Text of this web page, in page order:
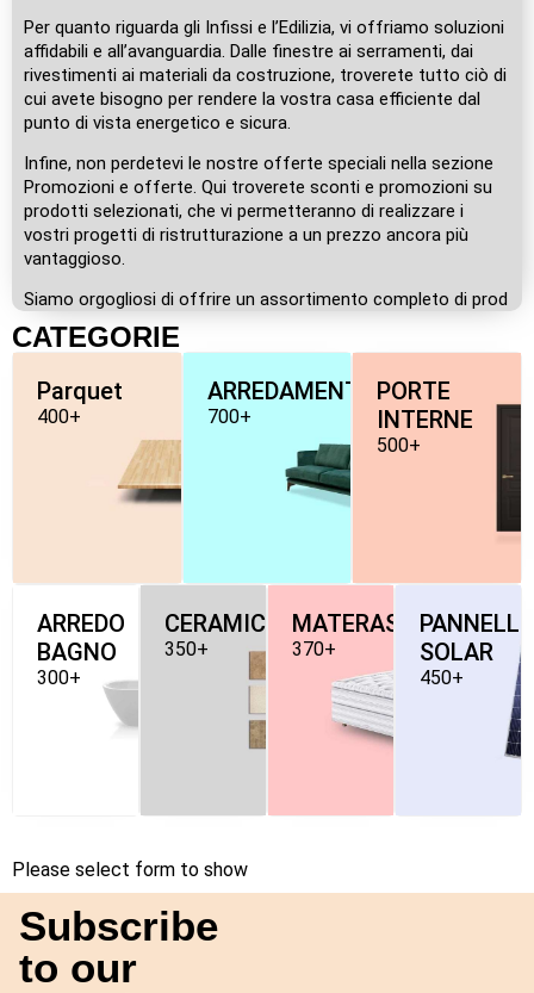
Per quanto riguarda gli Infissi e l’Edilizia, vi offriamo soluzioni
affidabili e all’avanguardia. Dalle finestre ai serramenti, dai
rivestimenti ai materiali da costruzione, troverete tutto ciò di
cui avete bisogno per rendere la vostra casa efficiente dal
punto di vista energetico e sicura.
Infine, non perdetevi le nostre offerte speciali nella sezione
Promozioni e offerte. Qui troverete sconti e promozioni su
prodotti selezionati, che vi permetteranno di realizzare i
vostri progetti di ristrutturazione a un prezzo ancora più
vantaggioso.
Siamo orgogliosi di offrire un assortimento completo di prod
CATEGORIE
Parquet
400+
ARREDAMENTO
700+
PORTE
INTERNE
500+
ARREDO
BAGNO
300+
CERAMICHE
350+
MATERASSI
370+
PANNELLI-
SOLAR
450+
Please select form to show
Subscribe
to our